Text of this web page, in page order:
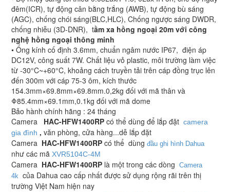
đêm(ICR), tự động cân bằng trắng (AWB), tự động bù sáng
(AGC), chống chói sáng(BLC,HLC), Chống ngược sáng DWDR,
chống nhiễu (3D-DNR), tầm xa hồng ngoại 20m với công
nghệ hồng ngoại thông minh
• Ống kính cố định 3.6mm, chuẩn ngâm nước IP67, điện áp
DC12V, công suất 7W. Chất liệu vỏ plastic, môi trường làm việc
từ -30°C~+60°C, khoảng cách truyền tải trên cáp đồng trục lên
đến 300m với cáp 75-3 ôm, kích thước
154.3mm×69.8mm×69.8mm.0,2kg đối với mã thân và
Φ85.4mm×69.1mm,0.1kg đối với mã dome
Bảo hành chính hãng : 24 tháng
Camera
HAC-HFW1400RP có thể dùng để lắp đặt camera
gia đình , văn phòng, cửa hàng...dễ lắp đặt
Camera HAC-HFW1400RP có thể dùngđầu ghi hình Dahua
như các mãXVR5104C-4M
Camera HAC-HFW1400RP là một trong các dòng
Camera
4k của Dahua cao cấp nhất được sử dụng rộng rãi trên thị
trường Việt Nam hiện nay